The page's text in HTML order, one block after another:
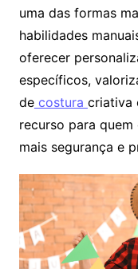
uma das formas
habilidades
oferecer
específicos,
decostura criativa
recurso para
mais segurança e